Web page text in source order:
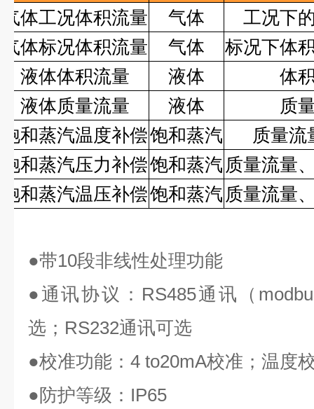
气体工况体积流量
气体
工况下
气体标况体积流量
气体
标况下体
液体体积流量
液体
体
液体质量流量
液体
质
饱和蒸汽温度补偿饱和蒸汽
质量流
饱和蒸汽压力补偿饱和蒸汽 质量流量
饱和蒸汽温压补偿饱和蒸汽 质量流量
●带10段非线性处理功能
● 通讯协议： RS485通讯（
选； RS232通讯可选
●校准功能： 4 to20mA校准；温度
●防护等级： IP65